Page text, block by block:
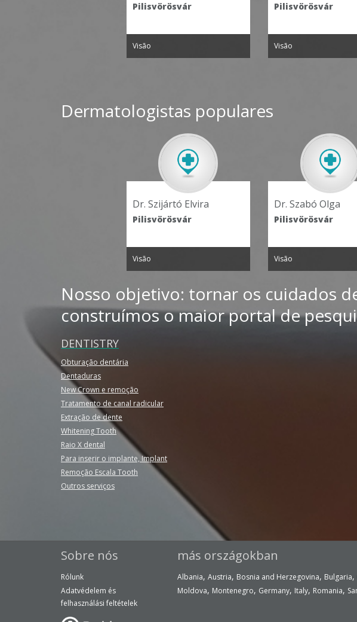
Pilisvörösvár
Visão
Pilisvörösvár
Visão
Dermatologistas populares
Dr. Szijártó Elvira
Pilisvörösvár
Visão
Dr. Szabó Olga
Pilisvörösvár
Visão
Nosso objetivo: tornar os cuidados
construímos o maior portal de
DENTISTRY
Obturação dentária
Dentaduras
New Crown e remoção
Tratamento de canal radicular
Extração de dente
Whitening Tooth
Raio X dental
Para inserir o implante, Implant
Remoção Escala Tooth
Outros serviços
Sobre nós
Rólunk
Adatvédelem és
felhasználási feltételek
más országokban
Albania, Austria, Bosnia and Herzegovina, Bulgaria,
Moldova, Montenegro, Germany, Italy, Romania,